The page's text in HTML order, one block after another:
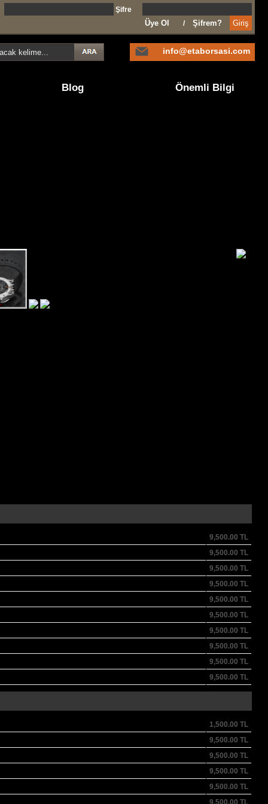
Şifre
Üye Ol / Şifrem?
info@etaborsasi.com
Blog Önemli Bilgi
9,500.00 TL
9,500.00 TL
9,500.00 TL
9,500.00 TL
9,500.00 TL
9,500.00 TL
9,500.00 TL
9,500.00 TL
9,500.00 TL
9,500.00 TL
1,500.00 TL
9,500.00 TL
9,500.00 TL
9,500.00 TL
9,500.00 TL
9,500.00 TL